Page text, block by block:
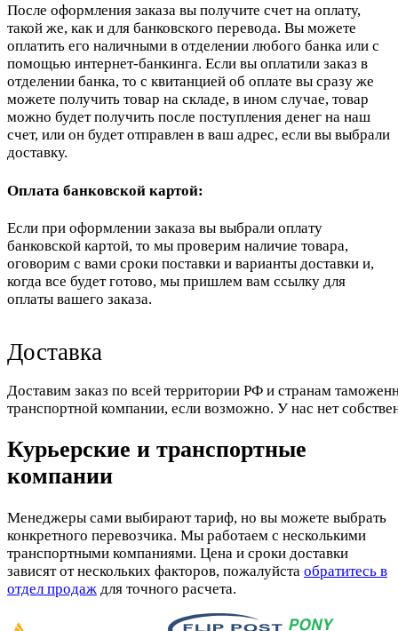
После оформления заказа вы получите счет на оплату,
такой же, как и для банковского перевода. Вы можете
оплатить его наличными в отделении любого банка или с
помощью интернет-банкинга. Если вы оплатили заказ в
отделении банка, то с квитанцией об оплате вы сразу же
можете получить товар на складе, в ином случае, товар
можно будет получить после поступления денег на наш
счет, или он будет отправлен в ваш адрес, если вы выбрали
доставку.
Оплата банковской картой:
Если при оформлении заказа вы выбрали оплату
банковской картой, то мы проверим наличие товара,
оговорим с вами сроки поставки и варианты доставки и,
когда все будет готово, мы пришлем вам ссылку для
оплаты вашего заказа.
Доставка
Доставим заказ по всей территории РФ и странам
транспортной компании, если возможно. У нас нет
Курьерские и транспортные
компании
Менеджеры сами выбирают тариф, но вы можете выбрать
конкретного перевозчика. Мы работаем с несколькими
транспортными компаниями. Цена и сроки доставки
зависят от нескольких факторов, пожалуйста обратитесь в
отдел продаж для точного расчета.